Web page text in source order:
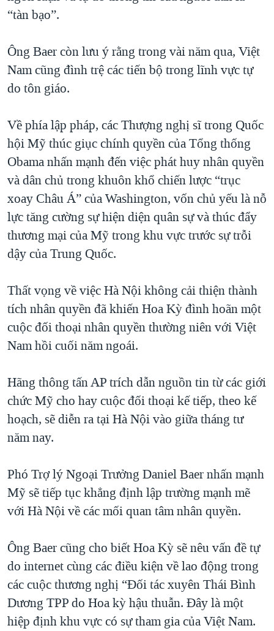
“tàn bạo”.
Ông Baer còn lưu ý rằng trong vài năm qua, Việt
Nam cũng đình trệ các tiến bộ trong lĩnh vực tự
do tôn giáo.
Về phía lập pháp, các Thượng nghị sĩ trong Quốc
hội Mỹ thúc giục chính quyền của Tổng thống
Obama nhấn mạnh đến việc phát huy nhân quyền
và dân chủ trong khuôn khổ chiến lược “trục
xoay Châu Á” của Washington, vốn chủ yếu là nỗ
lực tăng cường sự hiện diện quân sự và thúc đẩy
thương mại của Mỹ trong khu vực trước sự trỗi
dậy của Trung Quốc.
Thất vọng về việc Hà Nội không cải thiện thành
tích nhân quyền đã khiến Hoa Kỳ đình hoãn một
cuộc đối thoại nhân quyền thường niên với Việt
Nam hồi cuối năm ngoái.
Hãng thông tấn AP trích dẫn nguồn tin từ các giới
chức Mỹ cho hay cuộc đối thoại kế tiếp, theo kế
hoạch, sẽ diễn ra tại Hà Nội vào giữa tháng tư
năm nay.
Phó Trợ lý Ngoại Trưởng Daniel Baer nhấn mạnh
Mỹ sẽ tiếp tục khẳng định lập trường mạnh mẽ
với Hà Nội về các mối quan tâm nhân quyền.
Ông Baer cũng cho biết Hoa Kỳ sẽ nêu vấn đề tự
do internet cùng các điều kiện về lao động trong
các cuộc thương nghị “Đối tác xuyên Thái Bình
Dương TPP do Hoa kỳ hậu thuẫn. Đây là một
hiệp định khu vực có sự tham gia của Việt Nam.